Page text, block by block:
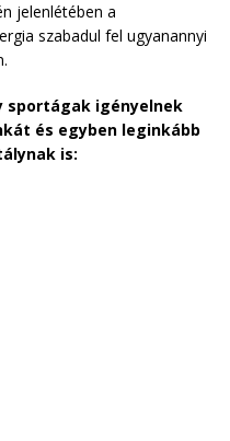
jelenlétében a
szabadul fel ugyanannyi
sportágak igényelnek
és egyben leginkább
is: